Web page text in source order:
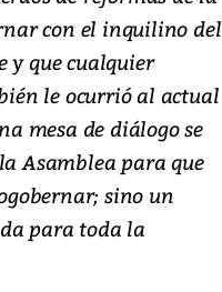
con el inquilino del
y que cualquier
le ocurrió al actual
mesa de diálogo se
Asamblea para que
sino un
para toda la